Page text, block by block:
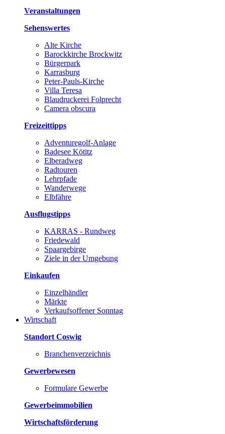
Veranstaltungen
Sehenswertes
Alte Kirche
Barockkirche Brockwitz
Bürgerpark
Karrasburg
Peter-Pauls-Kirche
Villa Teresa
Blaudruckerei Folprecht
Camera obscura
Freizeittipps
Adventuregolf-Anlage
Badesee Kötitz
Elberadweg
Radtouren
Lehrpfade
Wanderwege
Elbfähre
Ausflugstipps
KARRAS - Rundweg
Friedewald
Spaargebirge
Ziele in der Umgebung
Einkaufen
Einzelhändler
Märkte
Verkaufsoffener Sonntag
Wirtschaft
Standort Coswig
Branchenverzeichnis
Gewerbewesen
Formulare Gewerbe
Gewerbeimmobilien
Wirtschaftsförderung